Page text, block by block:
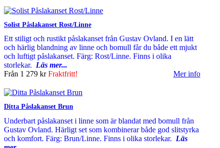
Solist Påslakanset Rost/Linne
Ett stiligt och rustikt påslakanset från Gustav Ovland. I en lätt
och härlig blandning av linne och bomull får du både ett mjukt
och luftigt påslakanset. Färg: Rost/Linne. Finns i olika
storlekar. Läs mer...
Från 1 279 krFraktfritt! Mer info
Ditta Påslakanset Brun
Underbart påslakanset i linne som är blandat med bomull från
Gustav Ovland. Härligt set som kombinerar både god slitstyrka
och komfort. Färg: Brun/Linne. Finns i olika storlekar. Läs